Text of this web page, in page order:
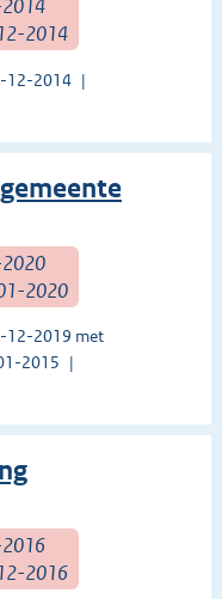
2014
2014
12-2014
2020
2020
12-2019 met
2015
2016
2016